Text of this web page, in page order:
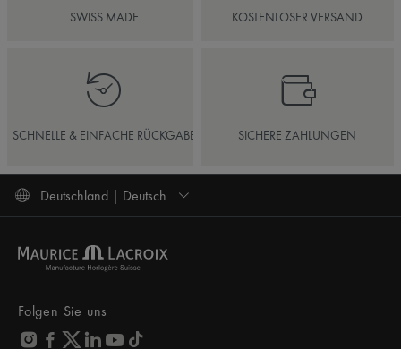
SWISS MADE KOSTENLOSER VERSAND
SCHNELLE & EINFACHE RÜCKGABE SICHERE ZAHLUNGEN
Deutschland | Deutsch
Folgen Sie uns